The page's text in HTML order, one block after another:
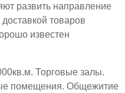
развить направление
товаров
известен
Торговые залы.
помещения. Общежитие